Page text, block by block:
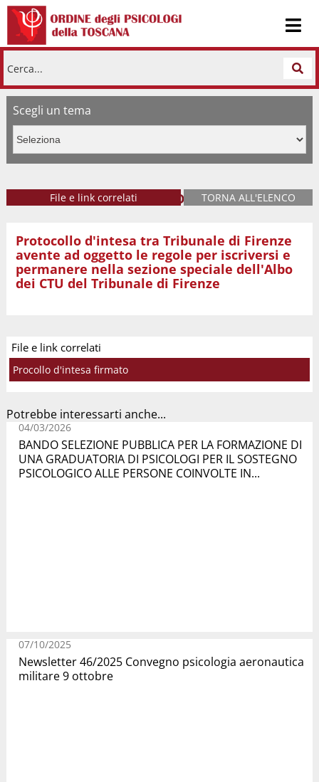
Cerca...
Scegli un tema
Lavorare in ambito forenseTORNA ALL'ELENCO
File e link correlati
Procollo d'intesa firmato
Protocollo d'intesa tra Tribunale di Firenze
avente ad oggetto le regole per iscriversi e
permanere nella sezione speciale dell'Albo
dei CTU del Tribunale di Firenze
File e link correlati
Procollo d'intesa firmato
Potrebbe interessarti anche...
04/03/2026
BANDO SELEZIONE PUBBLICA PER LA FORMAZIONE DI
UNA GRADUATORIA DI PSICOLOGI PER IL SOSTEGNO
PSICOLOGICO ALLE PERSONE COINVOLTE IN...
07/10/2025
Newsletter 46/2025 Convegno psicologia aeronautica
militare 9 ottobre